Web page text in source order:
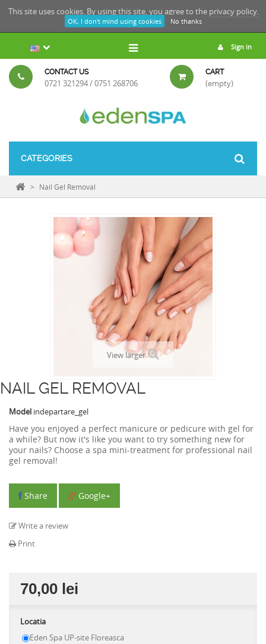
This site uses cookies. By using this site, you agree to the privacy policy.
OK, I don't mind using cookies No thanks
Sign in
CONTACT US
0721 321294 / 0751 268706
CART
(empty)
CATEGORIES
> Nail Gel Removal
View larger
NAIL GEL REMOVAL
Model indepartare_gel
Have you enjoyed a perfect manicure or pedicure with gel for
a while? But now it's like you want to try something new for
your nails? Choose a spa mini-treatment for professional nail
gel removal!
Share Google+
Write a review
Print
70,00 lei
Locatia
Eden Spa UP-site Floreasca